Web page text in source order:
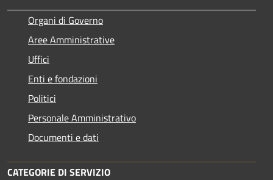
Organi di Governo
Aree Amministrative
Uffici
Enti e fondazioni
Politici
Personale Amministrativo
Documenti e dati
CATEGORIE DI SERVIZIO